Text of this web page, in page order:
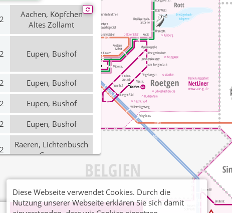
Aachen, Köpfchen
Altes Zollamt
Eupen, Bushof
Eupen, Bushof
Eupen, Bushof
Eupen, Bushof
Raeren, Lichtenbusch
Grenze
Aachen, Köpfchen
Raeren, Neustrasse
Diese Webseite verwendet Cookies. Durch die
Nutzung unserer Webseite erklären Sie sich damit